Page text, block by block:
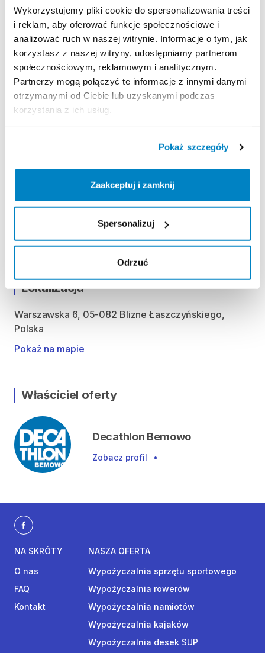
Wykorzystujemy pliki cookie do spersonalizowania treści
i reklam, aby oferować funkcje społecznościowe i
analizować ruch w naszej witrynie. Informacje o tym, jak
korzystasz z naszej witryny, udostępniamy partnerom
społecznościowym, reklamowym i analitycznym.
Partnerzy mogą połączyć te informacje z innymi danymi
otrzymanymi od Ciebie lub uzyskanymi podczas
korzystania z ich usług.
Pokaż szczegóły
Zaakceptuj i zamknij
Spersonalizuj
Odrzuć
Regulamin wypożyczalni
KAUCJA
Nie pobieramy kaucji za wypożyczenie tego
produktu
Wtorek: 10:00 - 20:00
Czwartek: 10:00 - 20:00
Piątek: 10:00 - 20:00
Sobota: 10:00 - 20:00
Lokalizacja
Warszawska 6, 05-082 Blizne Łaszczyńskiego,
Polska
Pokaż na mapie
Właściciel oferty
Decathlon Bemowo
Zobacz profil •
NA SKRÓTY
O nas
FAQ
Kontakt
NASZA OFERTA
Wypożyczalnia sprzętu sportowego
Wypożyczalnia rowerów
Wypożyczalnia namiotów
Wypożyczalnia kajaków
Wypożyczalnia desek SUP